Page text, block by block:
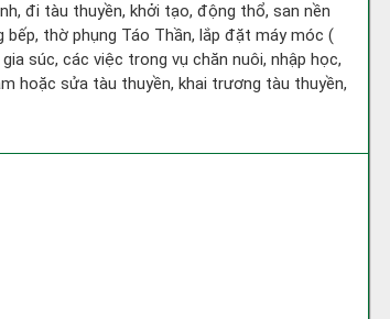
đi tàu thuyền, khởi tạo, động thổ, san nền
bếp, thờ phụng Táo Thần, lắp đặt máy móc (
súc, các việc trong vụ chăn nuôi, nhập học,
hoặc sửa tàu thuyền, khai trương tàu thuyền,